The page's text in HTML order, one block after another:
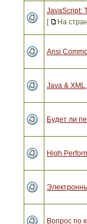
JavaScript:
[
На
Ansi
Java &
Будет ли
High
Вопрос по